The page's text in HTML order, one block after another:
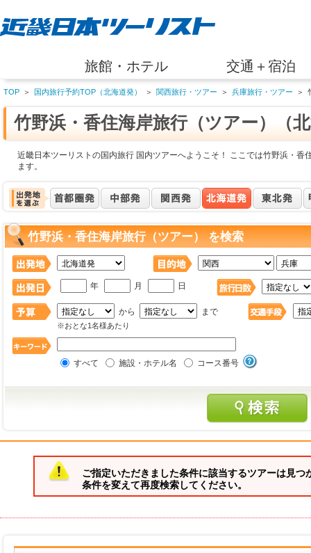
旅館・ホテル 交通＋宿泊
TOP ＞ 国内旅行予約TOP（北海道発） ＞ 関西旅行・ツアー ＞ 兵庫旅行・ツアー ＞
竹野浜・香住海岸旅行（ツアー）（
近畿日本ツーリストの国内旅行 国内ツアーへようこそ！ ここでは竹野浜・香
ます。
竹野浜・香住海岸旅行（ツアー） を検索
年 月 日
から まで
※おとな1名様あたり
すべて 施設・ホテル名 コース番号
ご指定いただきました条件に該当するツアーは見つ
条件を変えて再度検索してください。